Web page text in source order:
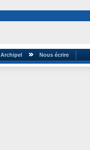
Archipel Nous écrire